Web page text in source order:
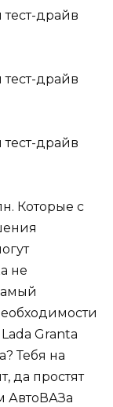
Которые с
не
Granta
Тебя на
да простят
АвтоВАЗа